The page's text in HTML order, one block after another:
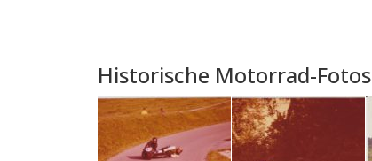
Historische Motorrad-Fotos